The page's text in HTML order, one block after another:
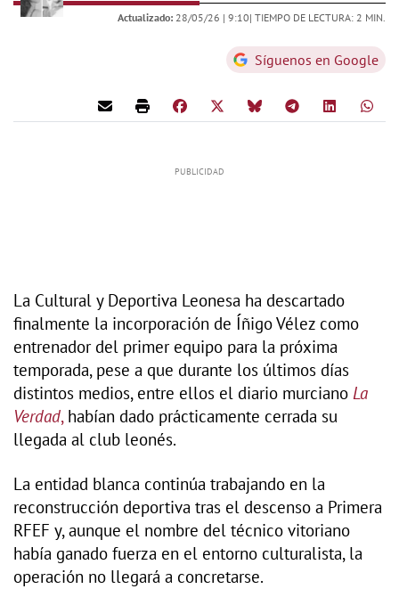
Actualizado: 28/05/26 | 9:10| TIEMPO DE LECTURA: 2 MIN.
Síguenos en Google
La Cultural y Deportiva Leonesa ha descartado
finalmente la incorporación de Íñigo Vélez como
entrenador del primer equipo para la próxima
temporada, pese a que durante los últimos días
distintos medios, entre ellos el diario murciano La
Verdad,habían dado prácticamente cerrada su
llegada al club leonés.
La entidad blanca continúa trabajando en la
reconstrucción deportiva tras el descenso a Primera
RFEF y, aunque el nombre del técnico vitoriano
había ganado fuerza en el entorno culturalista, la
operación no llegará a concretarse.